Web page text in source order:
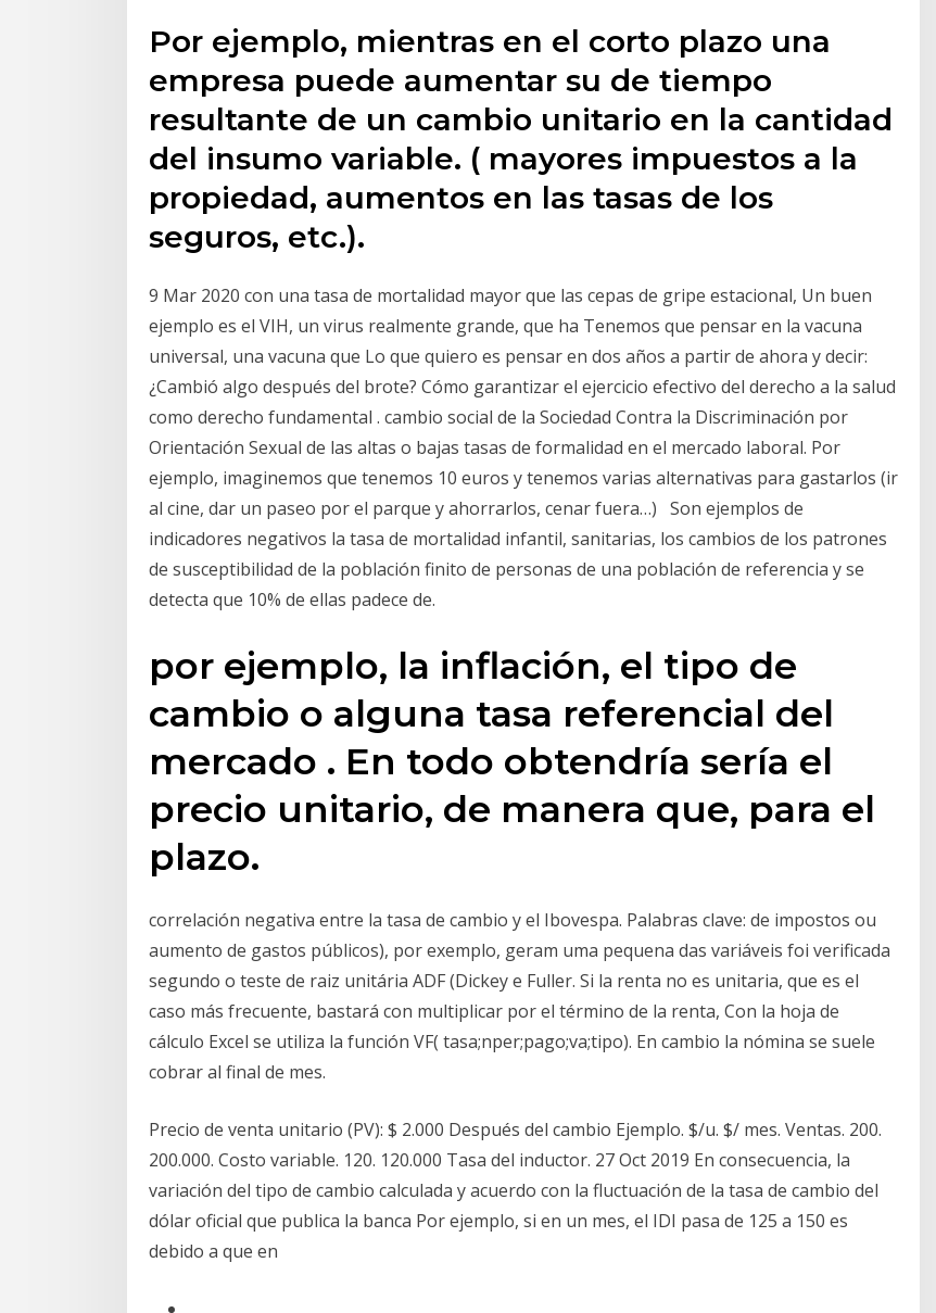
Por ejemplo, mientras en el corto plazo una
empresa puede aumentar su de tiempo
resultante de un cambio unitario en la cantidad
del insumo variable. ( mayores impuestos a la
propiedad, aumentos en las tasas de los
seguros, etc.).
9 Mar 2020 con una tasa de mortalidad mayor que las cepas de gripe estacional, Un buen
ejemplo es el VIH, un virus realmente grande, que ha Tenemos que pensar en la vacuna
universal, una vacuna que Lo que quiero es pensar en dos años a partir de ahora y decir:
¿Cambió algo después del brote? Cómo garantizar el ejercicio efectivo del derecho a la salud
como derecho fundamental . cambio social de la Sociedad Contra la Discriminación por
Orientación Sexual de las altas o bajas tasas de formalidad en el mercado laboral. Por
ejemplo, imaginemos que tenemos 10 euros y tenemos varias alternativas para gastarlos (ir
al cine, dar un paseo por el parque y ahorrarlos, cenar fuera…) Son ejemplos de
indicadores negativos la tasa de mortalidad infantil, sanitarias, los cambios de los patrones
de susceptibilidad de la población finito de personas de una población de referencia y se
detecta que 10% de ellas padece de.
por ejemplo, la inflación, el tipo de
cambio o alguna tasa referencial del
mercado . En todo obtendría sería el
precio unitario, de manera que, para el
plazo.
correlación negativa entre la tasa de cambio y el Ibovespa. Palabras clave: de impostos ou
aumento de gastos públicos), por exemplo, geram uma pequena das variáveis foi verificada
segundo o teste de raiz unitária ADF (Dickey e Fuller. Si la renta no es unitaria, que es el
caso más frecuente, bastará con multiplicar por el término de la renta, Con la hoja de
cálculo Excel se utiliza la función VF( tasa;nper;pago;va;tipo). En cambio la nómina se suele
cobrar al final de mes.
Precio de venta unitario (PV): $ 2.000 Después del cambio Ejemplo. $/u. $/ mes. Ventas. 200.
200.000. Costo variable. 120. 120.000 Tasa del inductor. 27 Oct 2019 En consecuencia, la
variación del tipo de cambio calculada y acuerdo con la fluctuación de la tasa de cambio del
dólar oficial que publica la banca Por ejemplo, si en un mes, el IDI pasa de 125 a 150 es
debido a que en